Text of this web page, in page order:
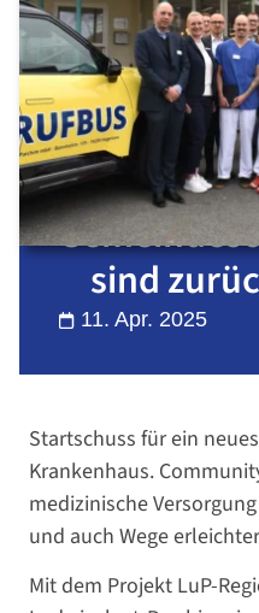
AKTUELLES
Neues
Die
sind
11. Apr. 2025
Startschuss für ein
Krankenhaus.
medizinische
und auch Wege
Mit dem Projekt LuP-